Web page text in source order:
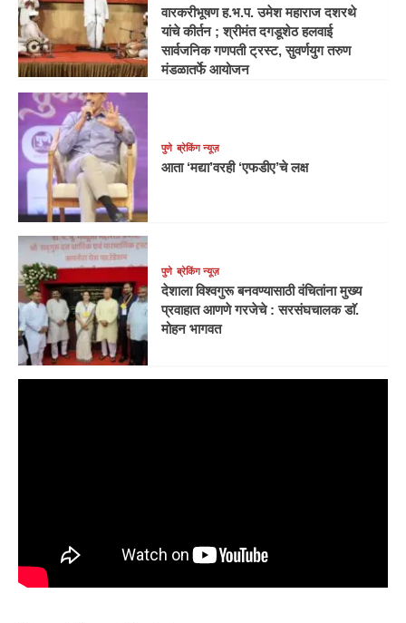
वारकरीभूषण ह.भ.प. उमेश महाराज दशरथे
यांचे कीर्तन ; श्रीमंत दगडूशेठ हलवाई
सार्वजनिक गणपती ट्रस्ट, सुवर्णयुग तरुण
मंडळातर्फे आयोजन
पुणे ब्रेकिंग न्यूज़
आता ‘मद्या’वरही ‘एफडीए’चे लक्ष
पुणे ब्रेकिंग न्यूज़
देशाला विश्वगुरू बनवण्यासाठी वंचितांना मुख्य
प्रवाहात आणणे गरजेचे : सरसंघचालक डाॅ.
मोहन भागवत